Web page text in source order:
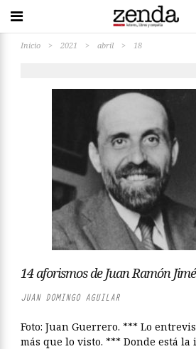
Inicio > 2021 > abril > 18
14 aforismos de Juan Ramón
JUAN DOMINGO AGUILAR
Foto: Juan Guerrero. *** Lo
más que lo visto. *** Donde está